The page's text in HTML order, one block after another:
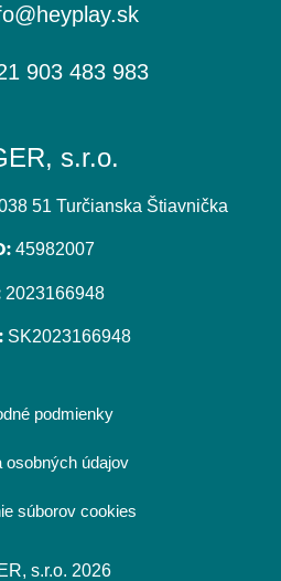
903 483 983
s.r.o.
51 Turčianska Štiavnička
45982007
2023166948
SK2023166948
podmienky
osobných údajov
súborov cookies
s.r.o. 2026